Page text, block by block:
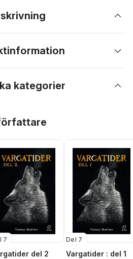
kategorier
7
del 2
Del 7
Vargatider : del 1